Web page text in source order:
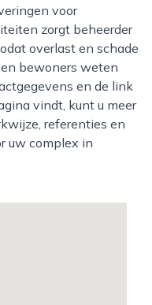
voor
zorgt beheerder
overlast en schade
bewoners weten
en de link
vindt, kunt u meer
referenties en
uw complex in